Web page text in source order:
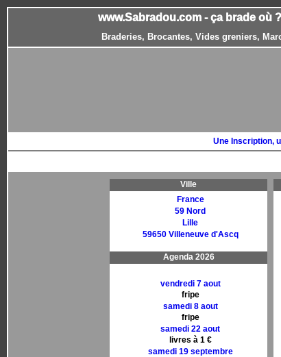
www.Sabradou.com - ça brade où
Braderies, Brocantes, Vides greniers,
Une Inscription,
Ville
France
59 Nord
Lille
59650 Villeneuve d'Ascq
Agenda 2026
vendredi 7 aout
fripe
samedi 8 aout
fripe
samedi 22 aout
livres à 1 €
samedi 19 septembre